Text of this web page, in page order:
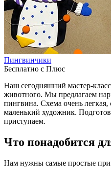
Пингвинчики
Бесплатно с Плюс
Наш сегодняшний мастер-
животного. Мы предлагаем
пингвина. Схема очень легкая,
маленький художник.
приступаем.
Что понадобится
Нам нужны самые простые